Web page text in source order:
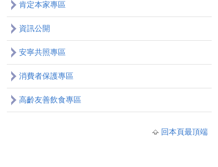
肯定本家專區
資訊公開
安寧共照專區
消費者保護專區
高齡友善飲食專區
回本頁最頂端